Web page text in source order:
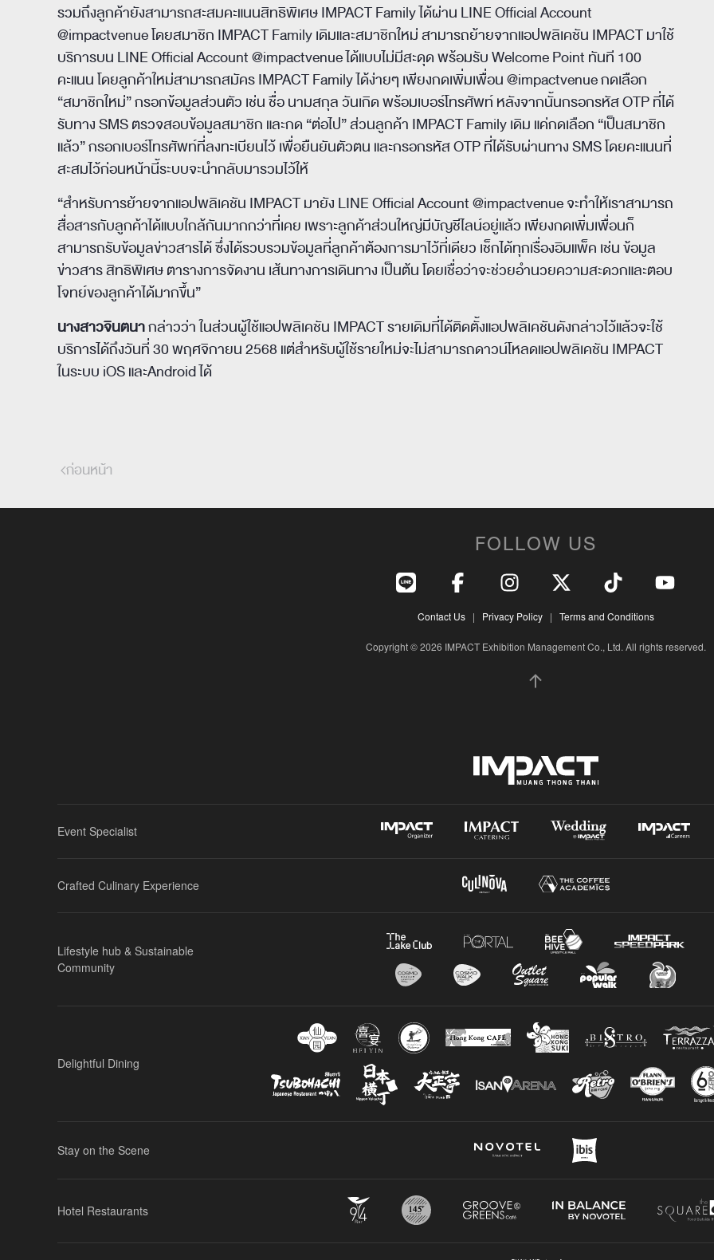
รวมถึงลูกค้ายังสามารถสะสมคะแนนสิทธิพิเศษ IMPACT Family ได้ผ่าน LINE Official Account
@impactvenue โดยสมาชิก IMPACT Family เดิมและสมาชิกใหม่ สามารถย้ายจากแอปพลิเคชัน IMPACT มาใช้
บริการบน LINE Official Account @impactvenue ได้แบบไม่มีสะดุด พร้อมรับ Welcome Point ทันที 100
คะแนน โดยลูกค้าใหม่สามารถสมัคร IMPACT Family ได้ง่ายๆ เพียงกดเพิ่มเพื่อน @impactvenue กดเลือก
“สมาชิกใหม่” กรอกข้อมูลส่วนตัว เช่น ชื่อ นามสกุล วันเกิด พร้อมเบอร์โทรศัพท์ หลังจากนั้นกรอกรหัส OTP ที่ได้
รับทาง SMS ตรวจสอบข้อมูลสมาชิก และกด “ต่อไป” ส่วนลูกค้า IMPACT Family เดิม แค่กดเลือก “เป็นสมาชิก
แล้ว” กรอกเบอร์โทรศัพท์ที่ลงทะเบียนไว้ เพื่อยืนยันตัวตน และกรอกรหัส OTP ที่ได้รับผ่านทาง SMS โดยคะแนนที่
สะสมไว้ก่อนหน้านี้ระบบจะนำกลับมารวมไว้ให้
“สำหรับการย้ายจากแอปพลิเคชัน IMPACT มายัง LINE Official Account @impactvenue จะทำให้เราสามารถ
สื่อสารกับลูกค้าได้แบบใกล้กันมากกว่าที่เคย เพราะลูกค้าส่วนใหญ่มีบัญชีไลน์อยู่แล้ว เพียงกดเพิ่มเพื่อนก็
สามารถรับข้อมูลข่าวสารได้ ซึ่งได้รวบรวมข้อมูลที่ลูกค้าต้องการมาไว้ที่เดียว เช็กได้ทุกเรื่องอิมแพ็ค เช่น ข้อมูล
ข่าวสาร สิทธิพิเศษ ตารางการจัดงาน เส้นทางการเดินทาง เป็นต้น โดยเชื่อว่าจะช่วยอำนวยความสะดวกและตอบ
โจทย์ของลูกค้าได้มากขึ้น”
นางสาวจินตนากล่าวว่า ในส่วนผู้ใช้แอปพลิเคชัน IMPACT รายเดิมที่ได้ติดตั้งแอปพลิเคชันดังกล่าวไว้แล้วจะใช้
บริการได้ถึงวันที่ 30 พฤศจิกายน 2568 แต่สำหรับผู้ใช้รายใหม่จะไม่สามารถดาวน์โหลดแอปพลิเคชัน IMPACT
ในระบบ iOS และAndroid ได้
ก่อนหน้า
FOLLOW US
Contact Us| Privacy Policy| Terms and Conditions
Copyright © 2026 IMPACT Exhibition Management Co., Ltd. All rights reserved.
Event Specialist
Crafted Culinary Experience
Lifestyle hub & Sustainable
Community
Delightful Dining
Stay on the Scene
Hotel Restaurants